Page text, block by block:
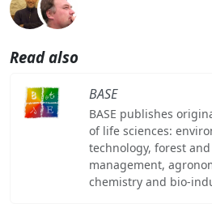
Read also
BASE
BASE publishes
of life sciences:
technology, forest
management,
chemistry and bio-